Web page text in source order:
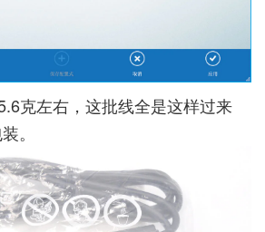
克左右，这批线全是这样过来
。